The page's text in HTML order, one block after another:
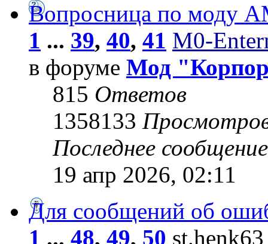
Вопросница по моду
1 ... 39, 40, 41 M0-
в форуме Мод
815 Ответов
1358133
Последнее
19 апр 2026, 02:11
Для сообщений об
1 ... 48, 49, 50 st.henk63